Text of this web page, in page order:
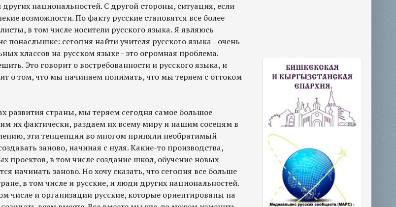
национальностей. С другой стороны, ситуация, если
возможности. По факту русские становятся все более
в том числе носители русского языка. Я являюсь
понаслышке: сегодня найти учителя русского языка - очень
классов на русском языке - это огромная проблема.
Это говорит о востребованности и русского языка, и
о том, что мы начинаем понимать, что мы теряем с оттоком
развития страны, мы теряем сегодня самое большое
их фактически, раздаем их всему миру и нашим соседям в
эти тенденции во многом приняли необратимый
заново, начиная с нуля. Какие-то производства,
проектов, в том числе создание школ, обучение новых
начинать заново. Но хочу сказать, что сегодня все больше
в том числе и русские, и люди других национальностей.
числе и организации русские, которые ориентированы на